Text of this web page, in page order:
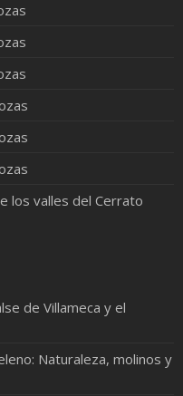
los valles del Cerrato
de Villameca y el
Naturaleza, molinos y